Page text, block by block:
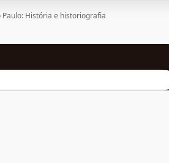
História e historiografia